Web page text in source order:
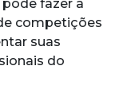
fazer a
competições
suas
do